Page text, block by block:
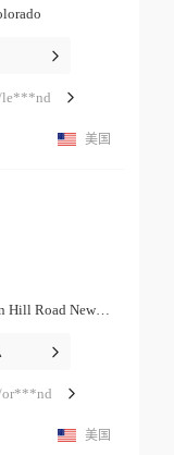
le***nd
美国
12655 Northeast Worden Hill Road Newberg Oregon
or***nd
美国